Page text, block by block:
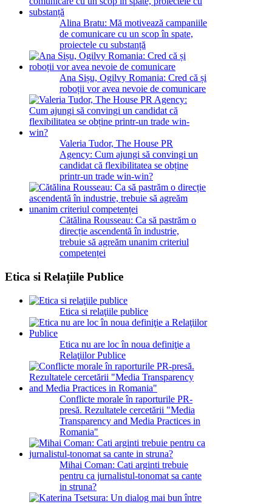
Alina Bratu: Mă motivează campaniile
de comunicare cu un scop în spate,
proiectele cu substanță
Ana Sișu, Ogilvy Romania: Cred că și
roboții vor avea nevoie de comunicare
Valeria Tudor, The House PR
Agency: Cum ajungi să convingi un
candidat că flexibilitatea se obține
printr-un trade win-win?
Cătălina Rousseau: Ca să pastrăm o
direcție ascendentă în industrie,
trebuie să agreăm unanim criteriul
competenței
Etica si Relațiile Publice
Etica si relaţiile publice
Etica nu are loc în noua definiţie a
Relaţiilor Publice
Conflicte morale în raporturile PR-
presă. Rezultatele cercetării "Media
Transparency and Media Practices in
Romania"
Mihai Coman: Cati arginti trebuie
pentru ca jurnalistul-tonomat sa cante
in struna?